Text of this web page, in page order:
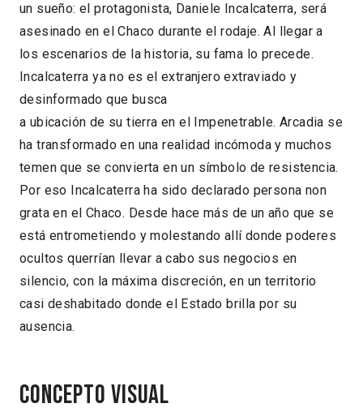
un sueño: el protagonista, Daniele Incalcaterra, será
asesinado en el Chaco durante el rodaje. Al llegar a
los escenarios de la historia, su fama lo precede.
Incalcaterra ya no es el extranjero extraviado y
desinformado que busca
a ubicación de su tierra en el Impenetrable. Arcadia se
ha transformado en una realidad incómoda y muchos
temen que se convierta en un símbolo de resistencia.
Por eso Incalcaterra ha sido declarado persona non
grata en el Chaco. Desde hace más de un año que se
está entrometiendo y molestando allí donde poderes
ocultos querrían llevar a cabo sus negocios en
silencio, con la máxima discreción, en un territorio
casi deshabitado donde el Estado brilla por su
ausencia.
Concepto visual